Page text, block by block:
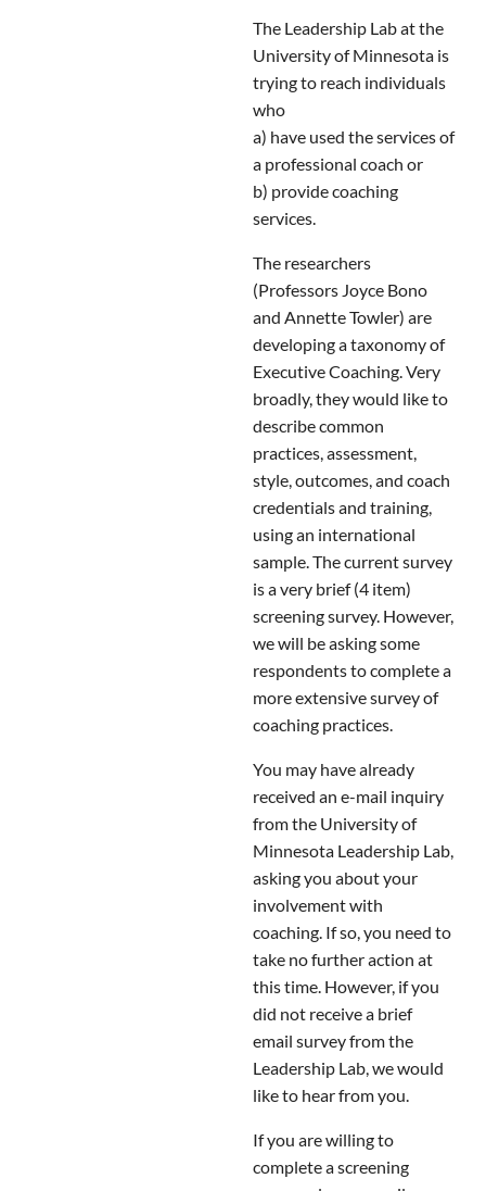
The Leadership Lab at the
University of Minnesota is
trying to reach individuals
who
a) have used the services of
a professional coach or
b) provide coaching
services.
The researchers
(Professors Joyce Bono
and Annette Towler) are
developing a taxonomy of
Executive Coaching. Very
broadly, they would like to
describe common
practices, assessment,
style, outcomes, and coach
credentials and training,
using an international
sample. The current survey
is a very brief (4 item)
screening survey. However,
we will be asking some
respondents to complete a
more extensive survey of
coaching practices.
You may have already
received an e-mail inquiry
from the University of
Minnesota Leadership Lab,
asking you about your
involvement with
coaching. If so, you need to
take no further action at
this time. However, if you
did not receive a brief
email survey from the
Leadership Lab, we would
like to hear from you.
If you are willing to
complete a screening